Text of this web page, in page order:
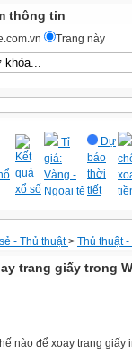
thông tin
Trang này
Kết
quả
xổ số
Tỉ
giá:
Vàng -
Ngoại tệ
Dự
báo
thời
tiết
- Thủ thuật> Thủ thuật
trang giấy trong
nào để xoay trang giấy